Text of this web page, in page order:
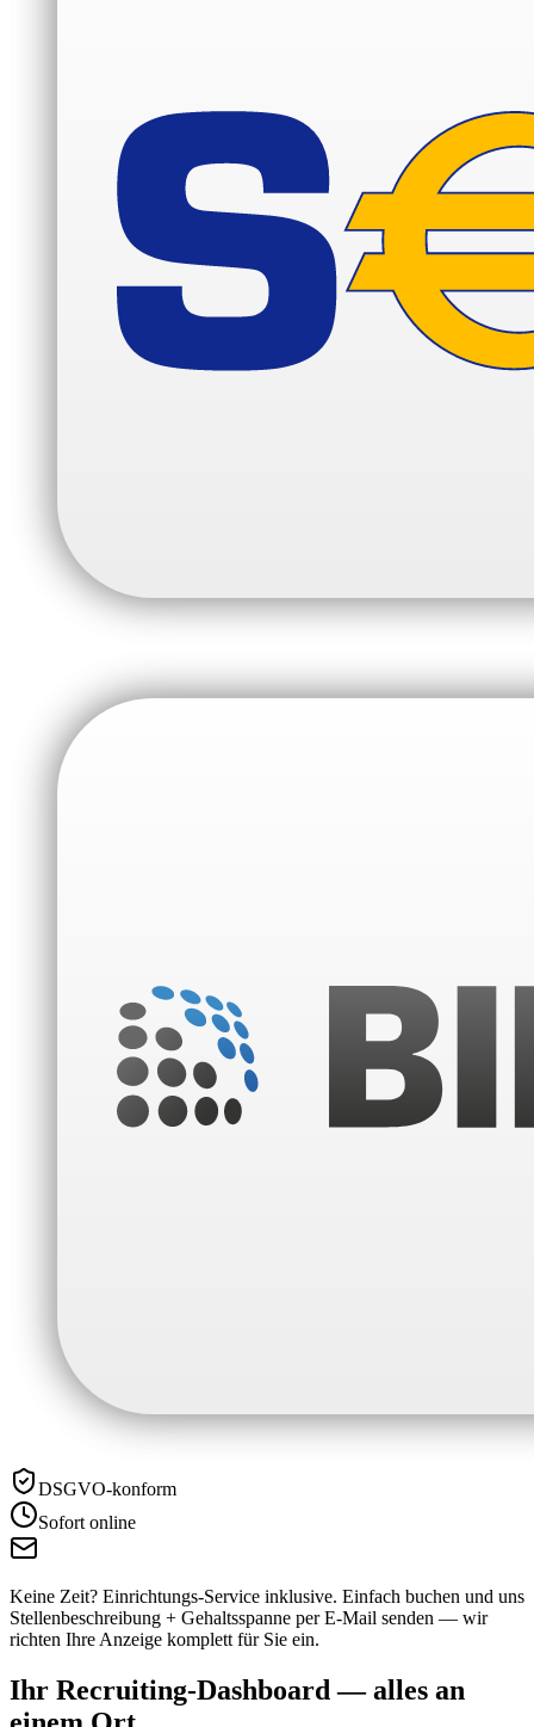
DSGVO-konform
Sofort online
Keine Zeit? Einrichtungs-Service inklusive. Einfach buchen und uns
Stellenbeschreibung + Gehaltsspanne per E-Mail senden — wir
richten Ihre Anzeige komplett für Sie ein.
Ihr Recruiting-Dashboard — alles an